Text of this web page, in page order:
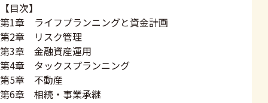
【目次】
第1章 ライフプランニングと資金計画
第2章 リスク管理
第3章 金融資産運用
第4章 タックスプランニング
第5章 不動産
第6章 相続・事業承継